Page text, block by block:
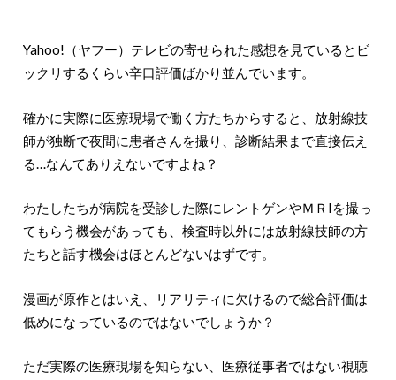
Yahoo!（ヤフー）テレビの寄せられた感想を見ているとビ
ックリするくらい辛口評価ばかり並んでいます。
確かに実際に医療現場で働く方たちからすると、放射線技
師が独断で夜間に患者さんを撮り、診断結果まで直接伝え
る…なんてありえないですよね？
わたしたちが病院を受診した際にレントゲンやＭＲIを撮っ
てもらう機会があっても、検査時以外には放射線技師の方
たちと話す機会はほとんどないはずです。
漫画が原作とはいえ、リアリティに欠けるので総合評価は
低めになっているのではないでしょうか？
ただ実際の医療現場を知らない、医療従事者ではない視聴